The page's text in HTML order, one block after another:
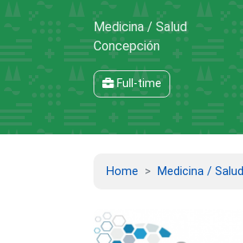
Medicina / Salud
Concepción
Full-time
Home Medicina / Salud